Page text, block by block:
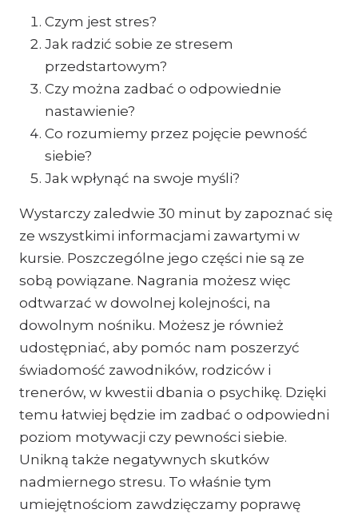
Czym jest stres?
Jak radzić sobie ze stresem
przedstartowym?
Czy można zadbać o odpowiednie
nastawienie?
Co rozumiemy przez pojęcie pewność
siebie?
Jak wpłynąć na swoje myśli?
Wystarczy zaledwie 30 minut by zapoznać się
ze wszystkimi informacjami zawartymi w
kursie. Poszczególne jego części nie są ze
sobą powiązane. Nagrania możesz więc
odtwarzać w dowolnej kolejności, na
dowolnym nośniku. Możesz je również
udostępniać, aby pomóc nam poszerzyć
świadomość zawodników, rodziców i
trenerów, w kwestii dbania o psychikę. Dzięki
temu łatwiej będzie im zadbać o odpowiedni
poziom motywacji czy pewności siebie.
Unikną także negatywnych skutków
nadmiernego stresu. To właśnie tym
umiejętnościom zawdzięczamy poprawę